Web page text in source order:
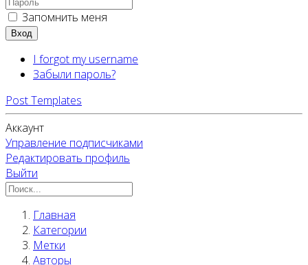
Запомнить меня
Вход
I forgot my username
Забыли пароль?
Post Templates
Аккаунт
Управление подписчиками
Редактировать профиль
Выйти
Главная
Категории
Метки
Авторы